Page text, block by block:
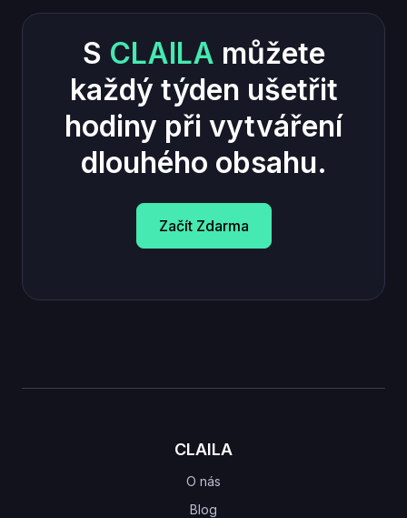
S CLAILA můžete
každý týden ušetřit
hodiny při vytváření
dlouhého obsahu.
Začít Zdarma
CLAILA
O nás
Blog